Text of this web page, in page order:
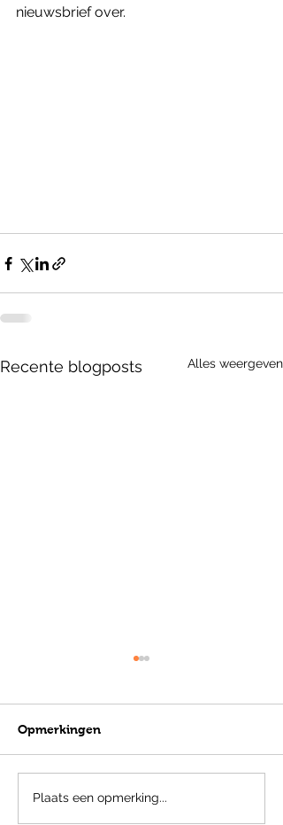
nieuwsbrief over.
Recente blogposts Alles weergeven
Opmerkingen
Plaats een opmerking...